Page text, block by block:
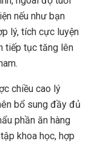
nếu như bạn
lý, tích cực luyện
tiếp tục tăng lên
chiều cao lý
bổ sung đầy đủ
phần ăn hàng
khoa học, hợp